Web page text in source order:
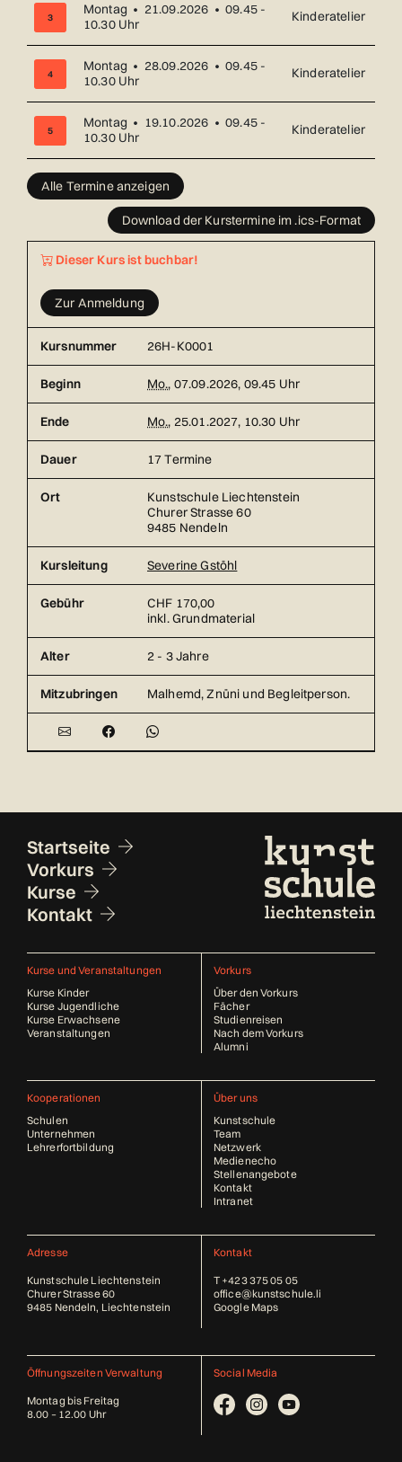
3
Montag • 21.09.2026 • 09.45 -
10.30 Uhr
Kinderatelier
4
Montag • 28.09.2026 • 09.45 -
10.30 Uhr
Kinderatelier
5
Montag • 19.10.2026 • 09.45 -
10.30 Uhr
Kinderatelier
Alle Termine anzeigen
Download der Kurstermine im .ics-Format
Dieser Kurs ist buchbar!
Zur Anmeldung
Kursnummer 26H-K0001
Beginn Mo., 07.09.2026, 09.45 Uhr
Ende Mo., 25.01.2027, 10.30 Uhr
Dauer 17 Termine
Ort
Kunstschule Liechtenstein
Churer Strasse 60
9485 Nendeln
Kursleitung Severine Gstöhl
Gebühr
CHF 170,00
inkl. Grundmaterial
Alter 2 - 3 Jahre
Mitzubringen Malhemd, Znüni und Begleitperson.
Fusszeile
Startseite
Vorkurs
Kurse
Kontakt
Kurse und Veranstaltungen
Kurse Kinder
Kurse Jugendliche
Kurse Erwachsene
Veranstaltungen
Vorkurs
Über den Vorkurs
Fächer
Studienreisen
Nach dem Vorkurs
Alumni
Kooperationen
Schulen
Unternehmen
Lehrerfortbildung
Über uns
Kunstschule
Team
Netzwerk
Medienecho
Stellenangebote
Kontakt
Intranet
Adresse
Kunstschule Liechtenstein
Churer Strasse 60
9485 Nendeln, Liechtenstein
Kontakt
T +423 375 05 05
office@kunstschule.li
Google Maps
Öffnungszeiten Verwaltung
Montag bis Freitag
8.00 – 12.00 Uhr
Social Media